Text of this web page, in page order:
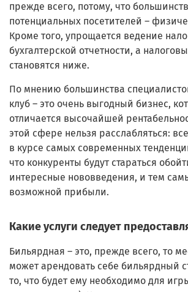
прежде всего, потому, что
потенциальных посетителей –
Кроме того, упрощается ведение
бухгалтерской отчетности, а
становятся ниже.
По мнению большинства
клуб – это очень выгодный бизнес,
отличается высочайшей
этой сфере нельзя расслабляться:
в курсе самых современных
что конкуренты будут стараться
интересные нововведения, и тем
возможной прибыли.
Какие услуги следует
Бильярдная – это, прежде всего, то
может арендовать себе бильярдный
то, что будет ему необходимо для